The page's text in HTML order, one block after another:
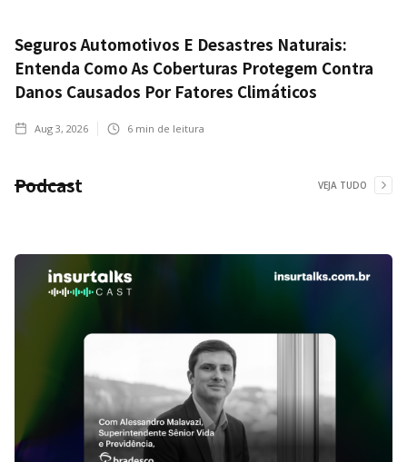
Seguros Automotivos E Desastres Naturais:
Entenda Como As Coberturas Protegem Contra
Danos Causados Por Fatores Climáticos
Aug 3, 2026 6 min de leitura
Podcast VEJA TUDO